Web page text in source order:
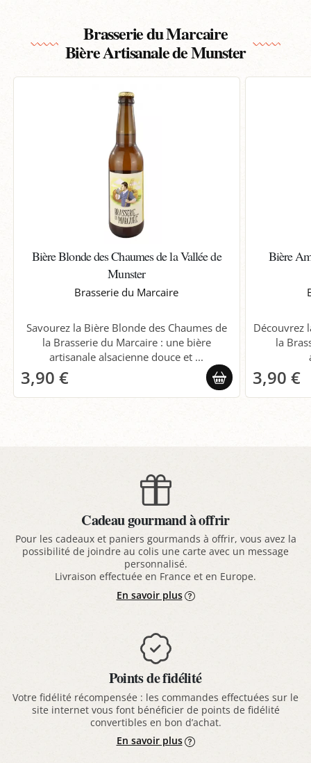
Brasserie du Marcaire
Bière Artisanale de Munster
Bière Blonde des Chaumes de la Vallée de
Munster
Brasserie du Marcaire
Savourez la Bière Blonde des Chaumes de
la Brasserie du Marcaire : une bière
artisanale alsacienne douce et ...
3,90 €
Bière
Découvrez
la
3,90 €
Cadeau gourmand à offrir
Pour les cadeaux et paniers gourmands à offrir, vous avez la
possibilité de joindre au colis une carte avec un message
personnalisé.
Livraison effectuée en France et en Europe.
En savoir plus
Points de fidélité
Votre fidélité récompensée : les commandes effectuées sur le
site internet vous font bénéficier de points de fidélité
convertibles en bon d’achat.
En savoir plus